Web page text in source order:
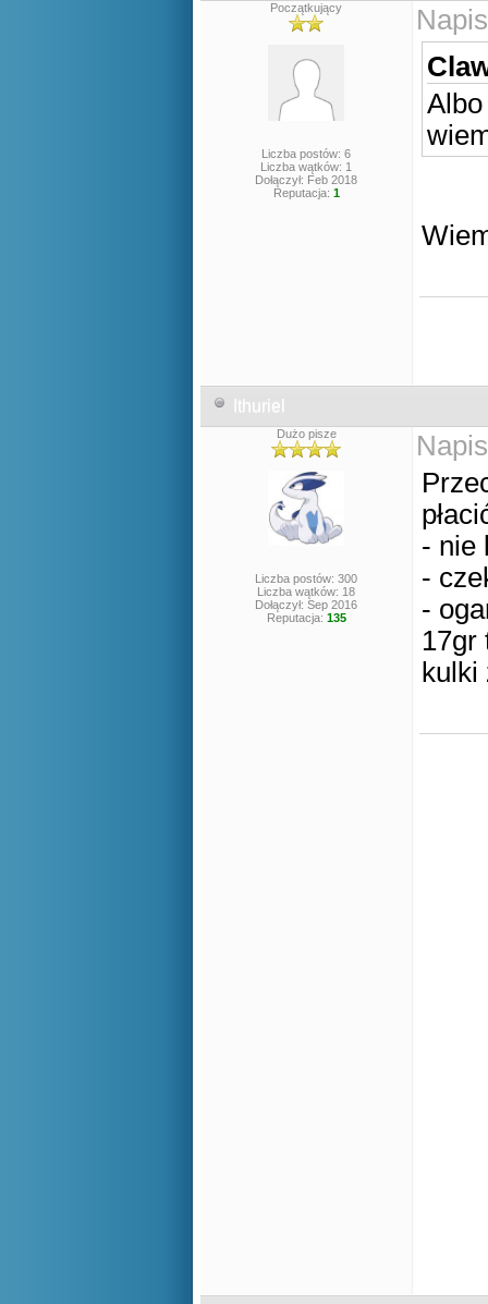
Początkujący
Liczba postów: 6
Liczba wątków: 1
Dołączył: Feb 2018
Reputacja: 1
Albo
Ithuriel
Dużo pisze
Liczba postów: 300
Liczba wątków: 18
Dołączył: Sep 2016
Reputacja: 135
- nie
-
-
17gr
kulki